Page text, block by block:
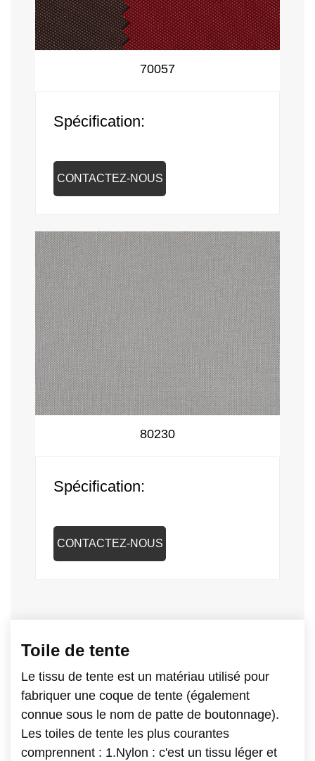
70057
Spécification:
CONTACTEZ-NOUS
80230
Spécification:
CONTACTEZ-NOUS
Toile de tente
Le tissu de tente est un matériau utilisé pour
fabriquer une coque de tente (également
connue sous le nom de patte de boutonnage).
Les toiles de tente les plus courantes
comprennent : 1.Nylon : c'est un tissu léger et